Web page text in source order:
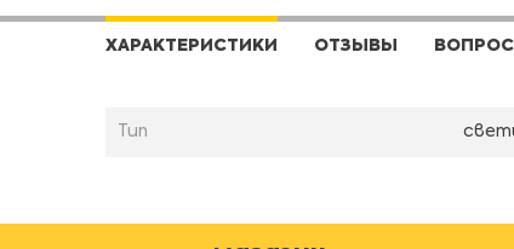
ХАРАКТЕРИСТИКИ ОТЗЫВЫ
Тип